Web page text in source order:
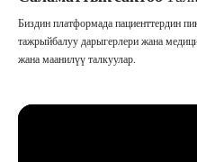
Биздин платформада пациенттердин
тажрыйбалуу дарыгерлери жана
жана маанилүү талкуулар.